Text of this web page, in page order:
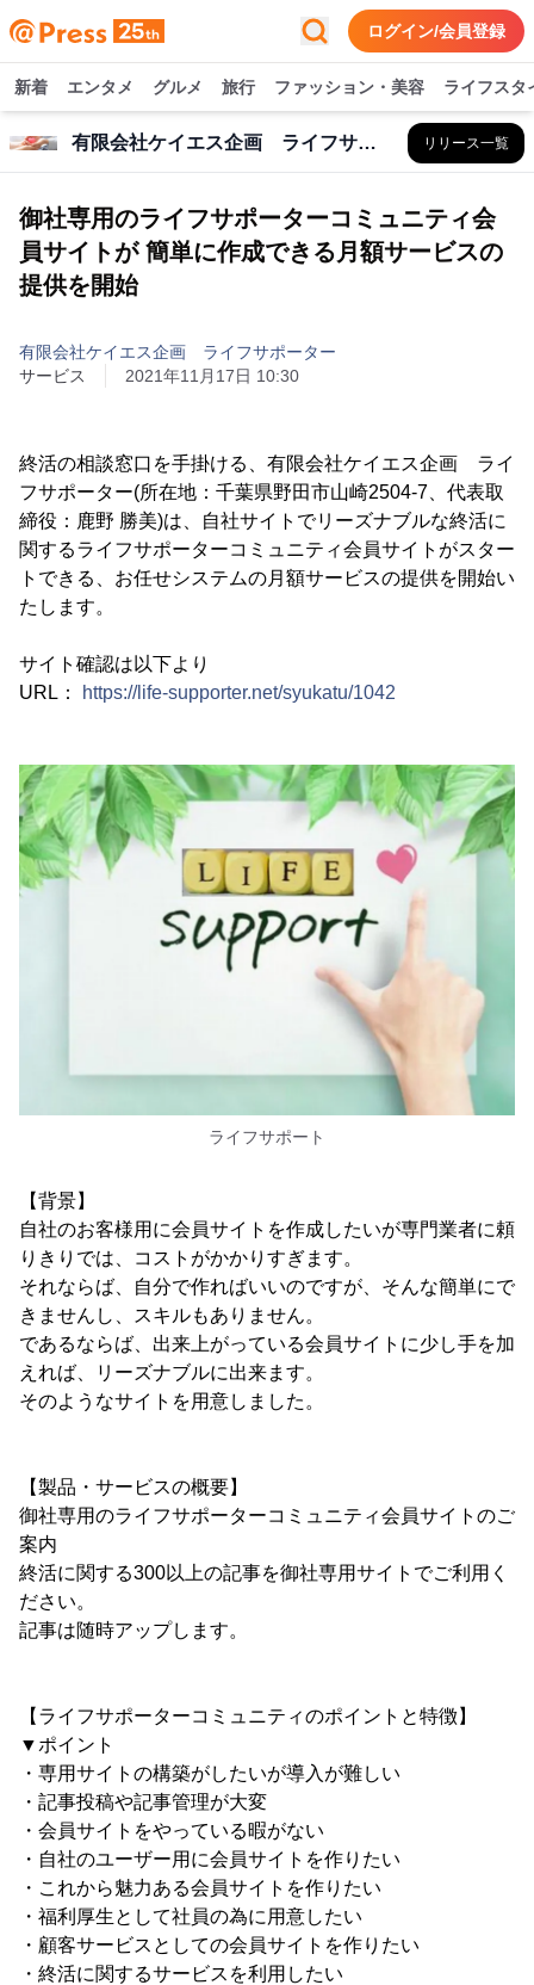
ログイン/会員登録
新着 エンタメ グルメ 旅行 ファッション・美容 ライフスタ
有限会社ケイエス企画 ライフサポーター リリース一覧
御社専用のライフサポーターコミュニティ会
員サイトが 簡単に作成できる月額サービスの
提供を開始
有限会社ケイエス企画 ライフサポーター
サービス
2021年11月17日 10:30
終活の相談窓口を手掛ける、有限会社ケイエス企画 ライ
フサポーター(所在地：千葉県野田市山崎2504-7、代表取
締役：鹿野 勝美)は、自社サイトでリーズナブルな終活に
関するライフサポーターコミュニティ会員サイトがスター
トできる、お任せシステムの月額サービスの提供を開始い
たします。
サイト確認は以下より
URL：
https://life-supporter.net/syukatu/1042
ライフサポート
【背景】
自社のお客様用に会員サイトを作成したいが専門業者に頼
りきりでは、コストがかかりすぎます。
それならば、自分で作ればいいのですが、そんな簡単にで
きませんし、スキルもありません。
であるならば、出来上がっている会員サイトに少し手を加
えれば、リーズナブルに出来ます。
そのようなサイトを用意しました。
【製品・サービスの概要】
御社専用のライフサポーターコミュニティ会員サイトのご
案内
終活に関する300以上の記事を御社専用サイトでご利用く
ださい。
記事は随時アップします。
【ライフサポーターコミュニティのポイントと特徴】
▼ポイント
・専用サイトの構築がしたいが導入が難しい
・記事投稿や記事管理が大変
・会員サイトをやっている暇がない
・自社のユーザー用に会員サイトを作りたい
・これから魅力ある会員サイトを作りたい
・福利厚生として社員の為に用意したい
・顧客サービスとしての会員サイトを作りたい
・終活に関するサービスを利用したい